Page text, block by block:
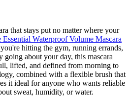
that stays put no matter where your
Essential Waterproof Volume Mascara
hitting the gym, running errands,
going about your day, this mascara
lifted, and defined from morning to
combined with a flexible brush that
it ideal for anyone who wants reliable
sweat, humidity, or water.